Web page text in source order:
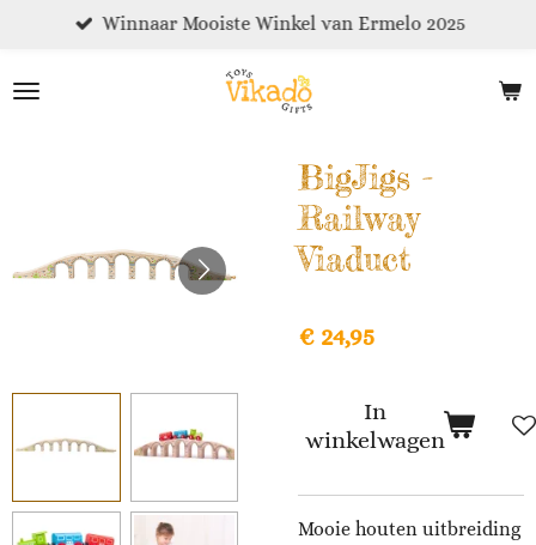
naar
Winnaar Mooiste Winkel van Ermelo 2025
BigJigs -
Railway
Viaduct
€ 24,95
In
winkelwagen
Mooie houten uitbreiding